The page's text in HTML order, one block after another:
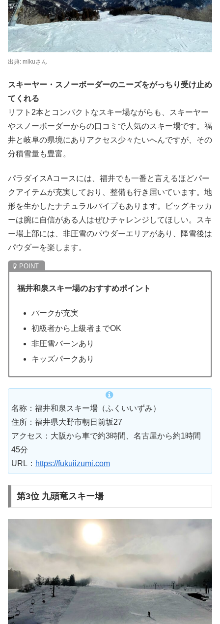
出典: mikuさん
スキーヤー・スノーボーダーのニーズをがっちり受け止め
てくれる
リフト2本とコンパクトなスキー場ながらも、スキーヤー
やスノーボーダーからの口コミで人気のスキー場です。福
井と岐阜の県境にありアクセス少々たいへんですが、その
分積雪量も豊富。
パラダイスAコースには、福井でも一番と言えるほどパー
クアイテムが充実しており、整備も行き届いています。地
形を生かしたナチュラルパイプもあります。ビッグキッカ
ーは腕に自信がある人はぜひチャレンジしてほしい。スキ
ー場上部には、非圧雪のパウダーエリアがあり、降雪後は
パウダーを楽します。
福井和泉スキー場のおすすめポイント
パークが充実
初級者から上級者までOK
非圧雪バーンあり
キッズパークあり
名称：福井和泉スキー場（ふくいいずみ）
住所：福井県大野市朝日前坂27
アクセス：大阪から車で約3時間、名古屋から約1時間
45分
URL： https://fukuiizumi.com
第3位 九頭竜スキー場